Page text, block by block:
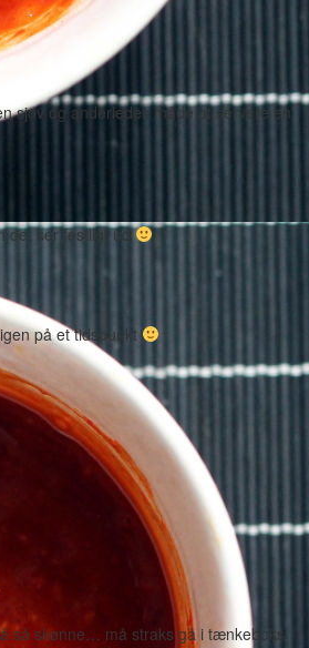
sjov og anderledes måde at servere en
det ser festligt ud
på et tidspunkt
så skønne… må straks gå i tænkeboks